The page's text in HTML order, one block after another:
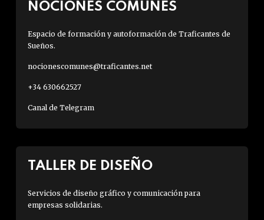
NOCIONES COMUNES
Espacio de formación y autoformación de Traficantes de
Sueños.
nocionescomunes@traficantes.net
+34 630662527
Canal de Telegram
TALLER DE DISEÑO
Servicios de diseño gráfico y comunicación para
empresas solidarias.